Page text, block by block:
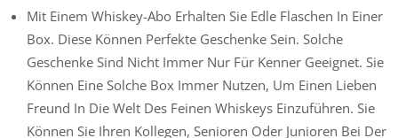
Mit Einem Whiskey-Abo Erhalten Sie Edle Flaschen In Einer
Box. Diese Können Perfekte Geschenke Sein. Solche
Geschenke Sind Nicht Immer Nur Für Kenner Geeignet. Sie
Können Eine Solche Box Immer Nutzen, Um Einen Lieben
Freund In Die Welt Des Feinen Whiskeys Einzuführen. Sie
Können Sie Ihren Kollegen, Senioren Oder Junioren Bei Der